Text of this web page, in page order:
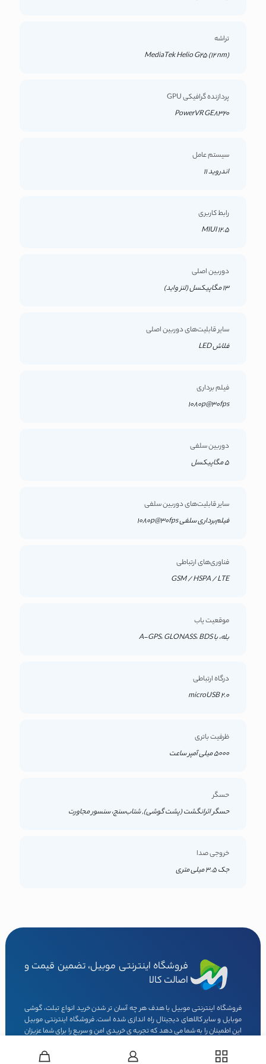
تراشه
MediaTek Helio G25 (12 nm)
پردازنده گرافیکی GPU
PowerVR GE8320
سیستم عامل
اندروید 11
رابط کاربری
MIUI 12.5
دوربین اصلی
13 مگاپیکسل (لنز واید)
سایر قابلیت‌های دوربین اصلی
فلاش LED
فیلم برداری
1080p@30fps
دوربین سلفی
5 مگاپیکسل
سایر قابلیت‌های دوربین سلفی
فیلم‌برداری سلفی 1080p@30fps
فناوری‌های ارتباطی
GSM / HSPA / LTE
موقعیت یاب
بله، با A-GPS، GLONASS، BDS
درگاه ارتباطی
microUSB 2.0
ظرفیت باتری
5000 میلی آمپر ساعت
حسگر
حسگر اثرانگشت (پشت گوشی), شتاب‌سنج، سنسور مجاورت
خروجی صدا
جک 3.5 میلی متری
فروشگاه اینترنتی موبیل، تضمین قیمت و
اصالت کالا
فروشگاه اینترنتی موبیل با هدف هر چه آسان تر شدن خرید انواع تبلت، گوشی
موبایل و سایر کالاهای دیجیتال راه اندازی شده است. فروشگاه اینترنتی موبیل
این اطمینان را به شما می دهد که تجربه ی خریدی امن و سریع را برای شما عزیزان
گارانتی شرکتی می باشند. گوشی های موبایل موجود در فروشگاه اینترنتی